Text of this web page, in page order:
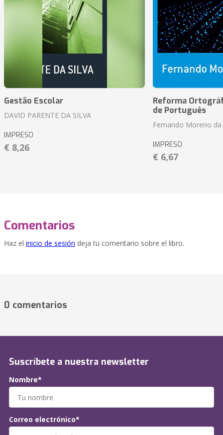
Gestão Escolar
DAVID PARENTE DA SILVA
IMPRESO
€ 8,26
Reforma
de Português
Fernando Moreno da
IMPRESO
€ 6,67
Comentarios
Haz el inicio de sesión deja tu comentario sobre el libro.
0 comentarios
Suscríbete a nuestra newsletter
Nombre*
Correo electrónico*